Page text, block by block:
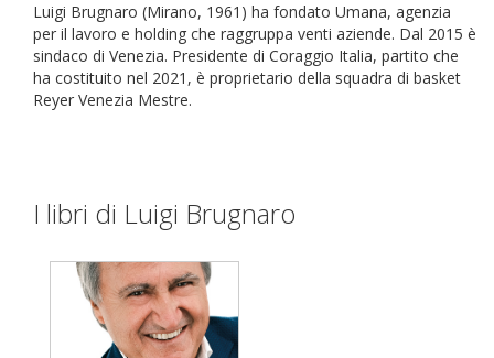
Luigi Brugnaro (Mirano, 1961) ha fondato Umana, agenzia
per il lavoro e holding che raggruppa venti aziende. Dal 2015 è
sindaco di Venezia. Presidente di Coraggio Italia, partito che
ha costituito nel 2021, è proprietario della squadra di basket
Reyer Venezia Mestre.
I libri di Luigi Brugnaro